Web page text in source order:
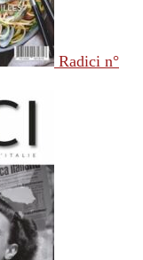
Radici n°